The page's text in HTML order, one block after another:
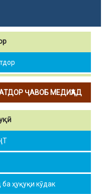
ҶАВОБ МЕДИҲАД
ҳуқуқи кӯдак